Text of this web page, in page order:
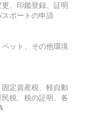
更、印鑑登録、証明
ポートの申請
ペット、その他環境
定資産税、軽自動
税、税の証明、各